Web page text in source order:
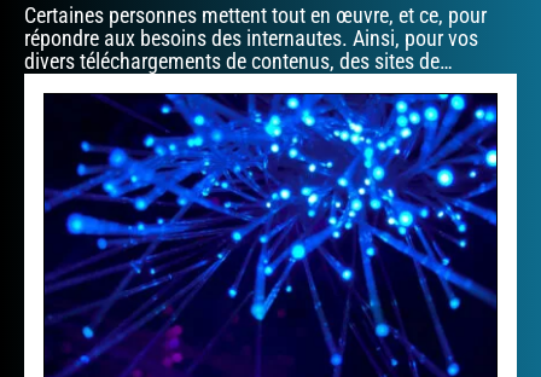
Certaines personnes mettent tout en œuvre, et ce, pour
répondre aux besoins des internautes. Ainsi, pour vos
divers téléchargements de contenus, des sites de…